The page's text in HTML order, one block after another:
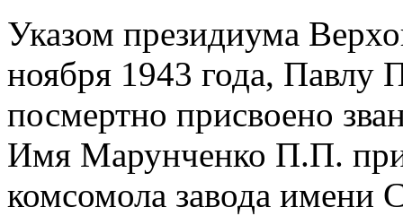
Указом президиума
ноября 1943 года, Павлу
посмертно присвоено
Имя Марунченко П.П.
комсомола завода имени